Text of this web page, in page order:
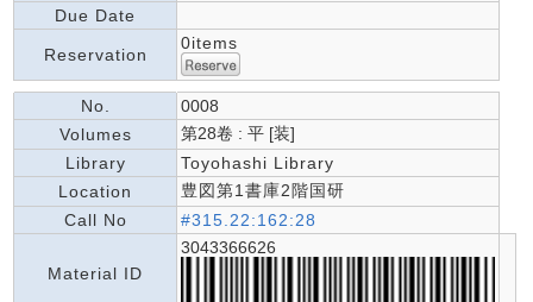
Due Date
Reservation
0items
No.
0008
Volumes
第28卷 : 平 [装]
Library
Toyohashi Library
Location
豊図第1書庫2階国研
Call No
#315.22:162:28
Material ID
3043366626